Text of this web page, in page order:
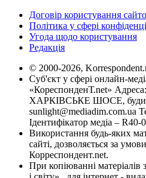
Договір користування
Політика у сфері
Угода щодо користування
Редакція
© 2000-2026,
Суб'єкт у сфері онлайн-
«КореспонденТ.net»
ХАРКІВСЬКЕ ШОСЕ,
sunlight@mediadim.com.ua
Ідентифікатор медіа – R40-
Використання будь-яких
сайті, дозволяється за
Корреспондент.net.
При копіюванні матеріалів